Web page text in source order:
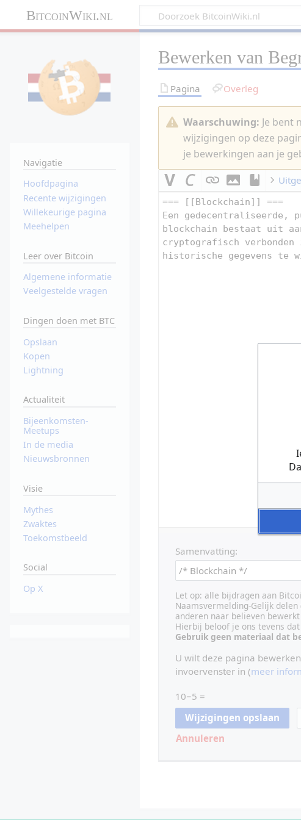
BitcoinWiki.nl
Bewerken van
Pagina Overleg
Waarschuwing: Je bent
wijzigingen op deze
je bewerkingen aan je
Samenvatting:
Let op: alle bijdragen aan
Naamsvermelding-Gelijk delen
anderen naar believen
Hierbij beloof je ons tevens
Gebruik geen materiaal dat
U wilt deze pagina
invoervenster in (meer
10−5 =
Annuleren
Navigatie
Hoofdpagina
Recente wijzigingen
Willekeurige pagina
Meehelpen
Leer over Bitcoin
Algemene informatie
Veelgestelde vragen
Dingen doen met BTC
Opslaan
Kopen
Lightning
Actualiteit
Bijeenkomsten-
Meetups
In de media
Nieuwsbronnen
Visie
Mythes
Zwaktes
Toekomstbeeld
Social
Op X